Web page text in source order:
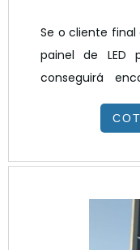
Se o cliente
painel de LED
conseguirá
Tecnologia.
na melhor
competente
POSTO DE
internet por